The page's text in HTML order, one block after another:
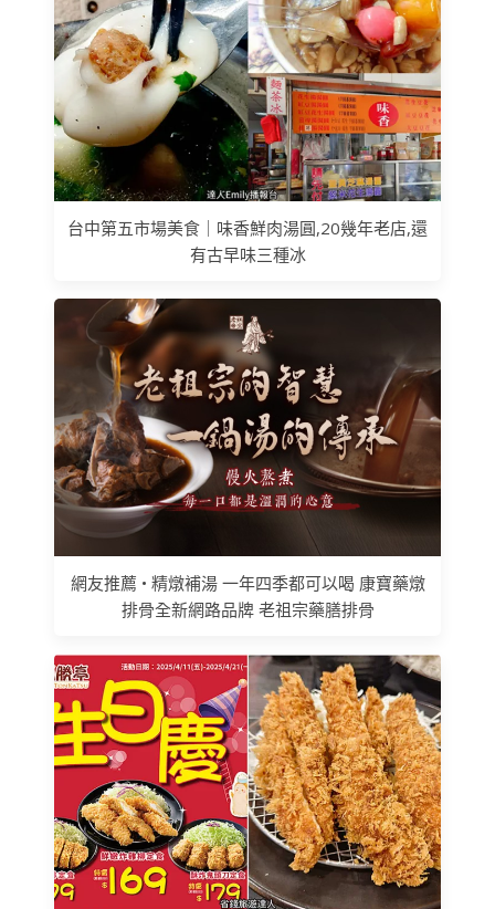
台中第五市場美食｜味香鮮肉湯圓,20幾年老店,還
有古早味三種冰
網友推薦 • 精燉補湯 一年四季都可以喝 康寶藥燉
排骨全新網路品牌 老祖宗藥膳排骨